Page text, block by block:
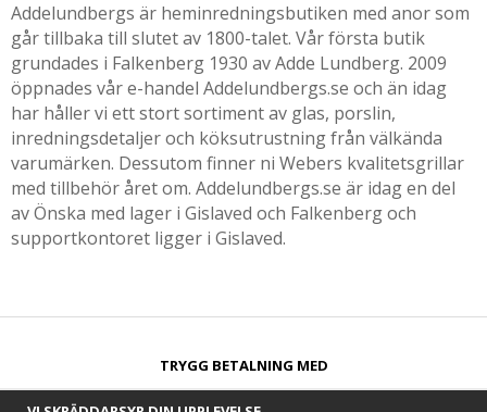
Addelundbergs är heminredningsbutiken med anor som
går tillbaka till slutet av 1800-talet. Vår första butik
grundades i Falkenberg 1930 av Adde Lundberg. 2009
öppnades vår e-handel Addelundbergs.se och än idag
har håller vi ett stort sortiment av glas, porslin,
inredningsdetaljer och köksutrustning från välkända
varumärken. Dessutom finner ni Webers kvalitetsgrillar
med tillbehör året om. Addelundbergs.se är idag en del
av Önska med lager i Gislaved och Falkenberg och
supportkontoret ligger i Gislaved.
TRYGG BETALNING MED​